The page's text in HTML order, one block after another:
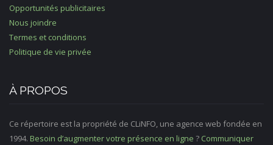
Opportunités publicitaires
Nous joindre
Termes et conditions
Politique de vie privée
À PROPOS
Ce répertoire est la propriété de CLiNFO, une agence web fondée en
1994. Besoin d’augmenter votre présence en ligne ? Communiquer